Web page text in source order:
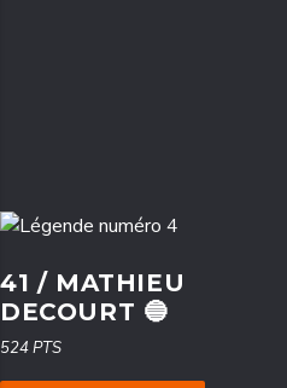
41 / MATHIEU
DECOURT 🔵
524 PTS